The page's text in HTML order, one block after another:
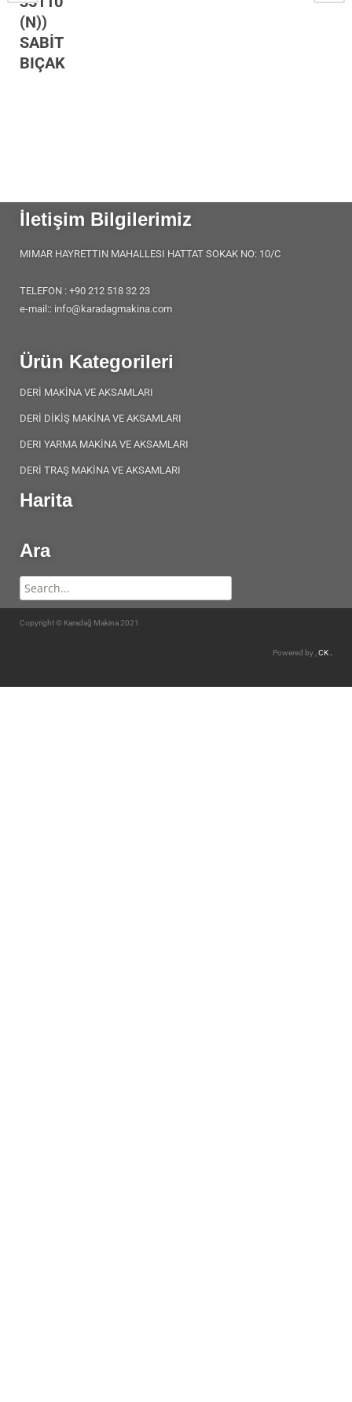
(N))
SABİT
BIÇAK
İletişim Bilgilerimiz
MIMAR HAYRETTIN MAHALLESI HATTAT SOKAK NO: 10/C
TELEFON : +90 212 518 32 23
e-mail:: info@karadagmakina.com
Ürün Kategorileri
DERİ MAKİNA VE AKSAMLARI
DERİ DİKİŞ MAKİNA VE AKSAMLARI
DERI YARMA MAKİNA VE AKSAMLARI
DERİ TRAŞ MAKİNA VE AKSAMLARI
Harita
Ara
Copyright © Karadağ Makina 2021
Powered by , CK .